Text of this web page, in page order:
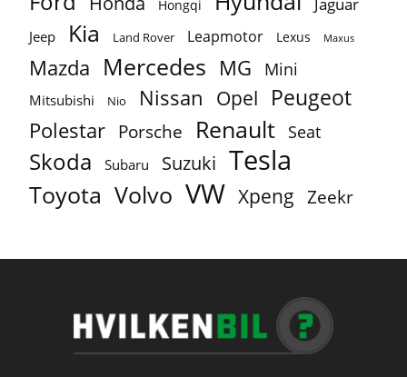
Hongqi Jaguar
Jeep Kia Land Rover Leapmotor Lexus Maxus
Mazda Mercedes MG Mini
Mitsubishi Nio Nissan Opel Peugeot
Polestar Porsche Renault Seat
Skoda Subaru Suzuki Tesla
Toyota Volvo VW Xpeng Zeekr